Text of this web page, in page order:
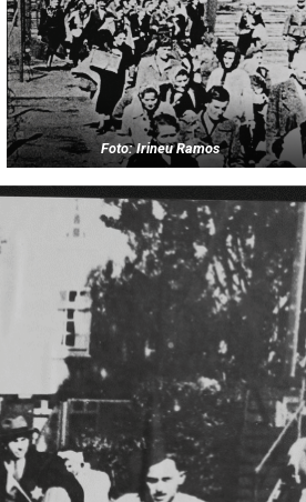
Foto: Irineu Ramos